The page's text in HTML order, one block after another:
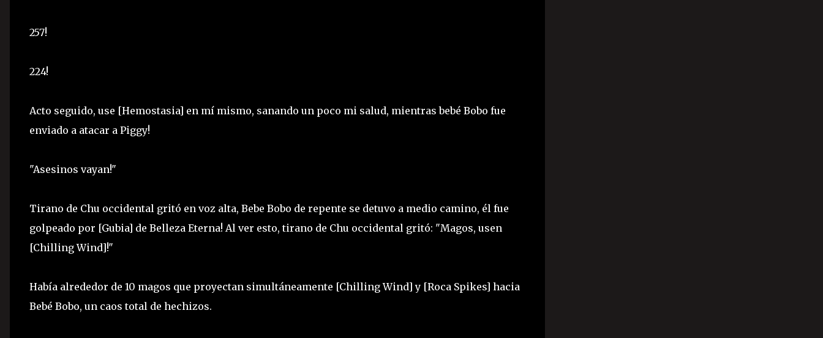
257!
224!
Acto seguido, use [Hemostasia] en mí mismo, sanando un poco mi salud, mientras bebé Bobo fue
enviado a atacar a Piggy!
"Asesinos vayan!"
Tirano de Chu occidental gritó en voz alta, Bebe Bobo de repente se detuvo a medio camino, él fue
golpeado por [Gubia] de Belleza Eterna! Al ver esto, tirano de Chu occidental gritó: "Magos, usen
[Chilling Wind]!"
Había alrededor de 10 magos que proyectan simultáneamente [Chilling Wind] y [Roca Spikes] hacia
Bebé Bobo, un caos total de hechizos.